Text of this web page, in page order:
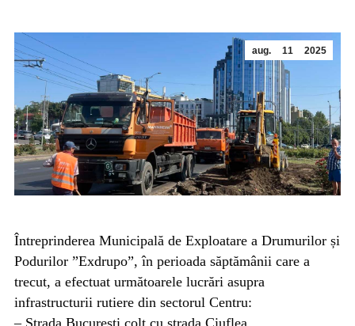
aug. 11 2025
Întreprinderea Municipală de Exploatare a Drumurilor și
Podurilor ”Exdrupo”, în perioada săptămânii care a
trecut, a efectuat următoarele lucrări asupra
infrastructurii rutiere din sectorul Centru: